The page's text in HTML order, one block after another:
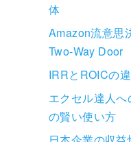
体
Amazon流意思
Two-Way Door
IRRとROICの
エクセル達人
の賢い使い方